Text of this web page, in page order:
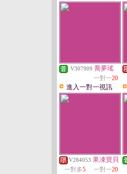
V307909 喬夢瑤
一對一20
進入一對一視訊
V284053 果凍寶貝
一對多5 一對一20